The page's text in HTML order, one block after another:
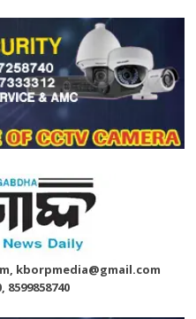
kborpmedia@gmail.com
8599858740